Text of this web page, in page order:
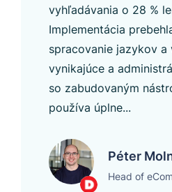
vyhľadávania o 28 %
Implementácia
spracovanie jazykov a
vynikajúce a
so zabudovaným
používa úplne...
Péter
Head of